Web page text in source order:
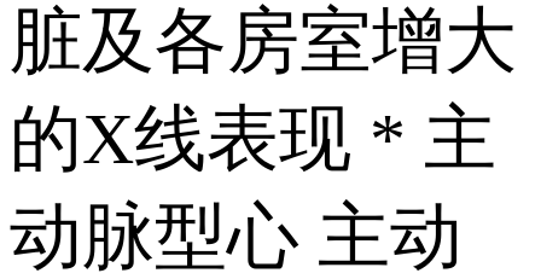
脏及各房室 增大
的X线表现 * 主
动脉型心 主动